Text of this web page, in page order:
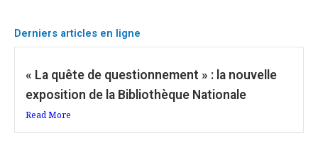
Derniers articles en ligne
« La quête de questionnement » : la nouvelle
exposition de la Bibliothèque Nationale
Read More